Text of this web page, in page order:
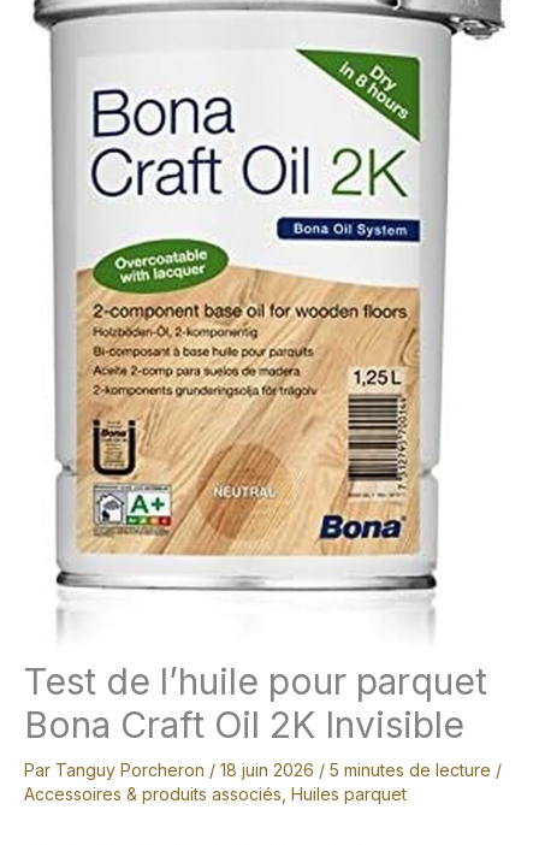
Test de l’huile pour parquet
Bona Craft Oil 2K Invisible
Par Tanguy Porcheron / 18 juin 2026 / 5 minutes de lecture /
Accessoires & produits associés Huiles parquet